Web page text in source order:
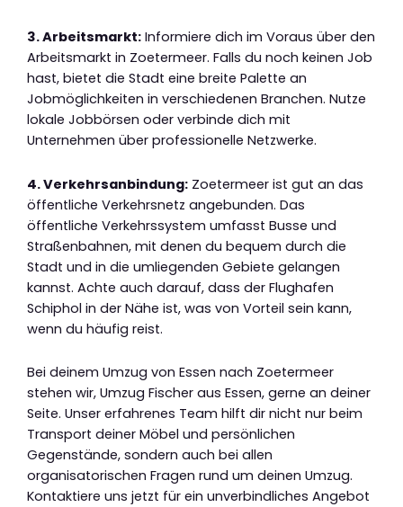
3. Arbeitsmarkt: Informiere dich im Voraus über den
Arbeitsmarkt in Zoetermeer. Falls du noch keinen Job
hast, bietet die Stadt eine breite Palette an
Jobmöglichkeiten in verschiedenen Branchen. Nutze
lokale Jobbörsen oder verbinde dich mit
Unternehmen über professionelle Netzwerke.
4. Verkehrsanbindung: Zoetermeer ist gut an das
öffentliche Verkehrsnetz angebunden. Das
öffentliche Verkehrssystem umfasst Busse und
Straßenbahnen, mit denen du bequem durch die
Stadt und in die umliegenden Gebiete gelangen
kannst. Achte auch darauf, dass der Flughafen
Schiphol in der Nähe ist, was von Vorteil sein kann,
wenn du häufig reist.
Bei deinem Umzug von Essen nach Zoetermeer
stehen wir, Umzug Fischer aus Essen, gerne an deiner
Seite. Unser erfahrenes Team hilft dir nicht nur beim
Transport deiner Möbel und persönlichen
Gegenstände, sondern auch bei allen
organisatorischen Fragen rund um deinen Umzug.
Kontaktiere uns jetzt für ein unverbindliches Angebot